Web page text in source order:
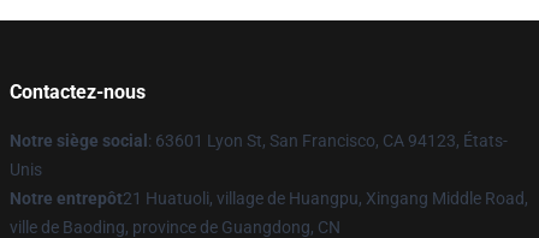
Contactez-nous
Notre siège social : 63601 Lyon St, San Francisco, CA 94123, États-
Unis
Notre entrepôt21 Huatuoli, village de Huangpu, Xingang Middle Road,
ville de Baoding, province de Guangdong, CN